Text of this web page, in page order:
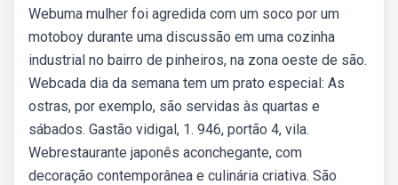
Webuma mulher foi agredida com um soco por um
motoboy durante uma discussão em uma cozinha
industrial no bairro de pinheiros, na zona oeste de são.
Webcada dia da semana tem um prato especial: As
ostras, por exemplo, são servidas às quartas e
sábados. Gastão vidigal, 1. 946, portão 4, vila.
Webrestaurante japonês aconchegante, com
decoração contemporânea e culinária criativa. São